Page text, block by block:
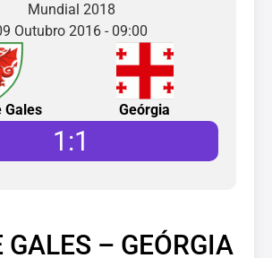
Mundial 2018
Outubro 2016 - 09:00
Gales Geórgia
1 :1
GALES – GEÓRGIA